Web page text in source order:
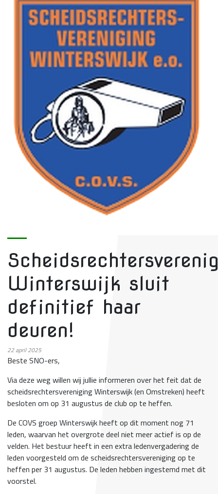
Winterswijk sluit
definitief haar
deuren!
22april 2025
Beste SNO-ers,
Via deze weg willen wij jullie informeren over het feit dat de
scheidsrechtersvereniging Winterswijk (en Omstreken) heeft
besloten om op 31 augustus de club op te heffen.
De COVS groep Winterswijk heeft op dit moment nog 71
leden, waarvan het overgrote deel niet meer actief is op de
velden. Het bestuur heeft in een extra ledenvergadering de
leden voorgesteld om de scheidsrechtersvereniging op te
heffen per 31 augustus. De leden hebben ingestemd met dit
voorstel.